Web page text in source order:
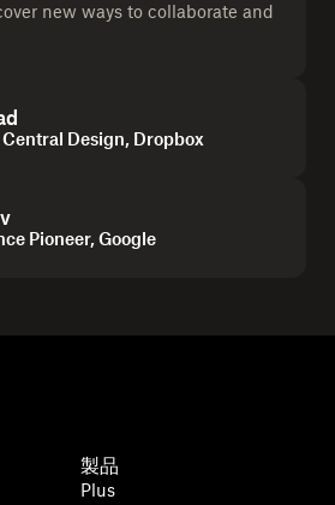
new ways to collaborate and
Design, Dropbox
Pioneer, Google
製品
Plus